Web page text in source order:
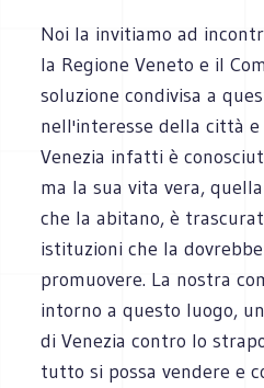
Noi la invitiamo ad
la Regione Veneto e il
soluzione condivisa a
nell'interesse della città
Venezia infatti è
ma la sua vita vera,
che la abitano, è
istituzioni che la
promuovere. La nostra
intorno a questo luogo,
di Venezia contro lo
tutto si possa vendere e